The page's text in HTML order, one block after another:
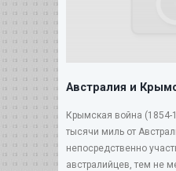
Австралия и
Крымская война (1854-
тысячи миль от
непосредственно
австралийцев, тем не